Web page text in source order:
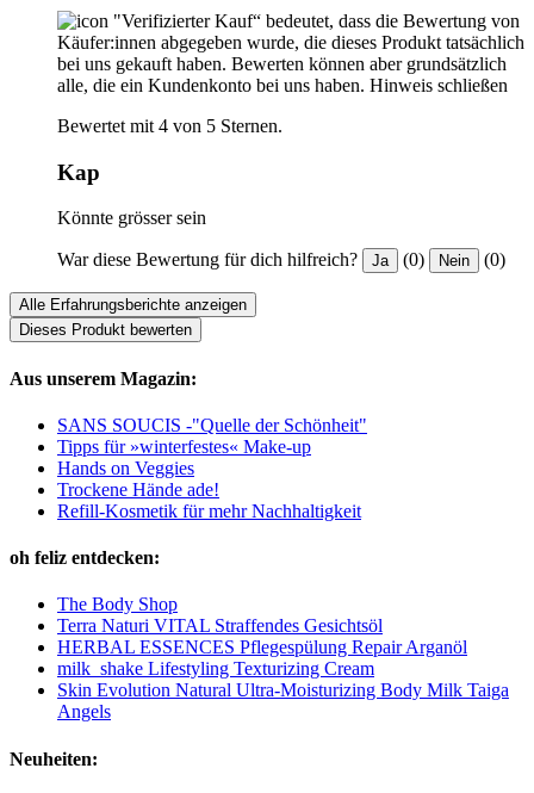
"Verifizierter Kauf“ bedeutet, dass die Bewertung von
Käufer:innen abgegeben wurde, die dieses Produkt tatsächlich
bei uns gekauft haben. Bewerten können aber grundsätzlich
alle, die ein Kundenkonto bei uns haben. Hinweis schließen
Bewertet mit 4 von 5 Sternen.
Kap
Könnte grösser sein
War diese Bewertung für dich hilfreich? Ja (0) Nein (0)
Alle Erfahrungsberichte anzeigen
Dieses Produkt bewerten
Aus unserem Magazin:
SANS SOUCIS -"Quelle der Schönheit"
Tipps für »winterfestes« Make-up
Hands on Veggies
Trockene Hände ade!
Refill-Kosmetik für mehr Nachhaltigkeit
oh feliz entdecken:
The Body Shop
Terra Naturi VITAL Straffendes Gesichtsöl
HERBAL ESSENCES Pflegespülung Repair Arganöl
milk_shake Lifestyling Texturizing Cream
Skin Evolution Natural Ultra-Moisturizing Body Milk Taiga
Angels
Neuheiten: